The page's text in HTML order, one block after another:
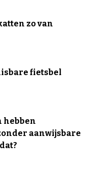
zo van
fietsbel
hebben
aanwijsbare